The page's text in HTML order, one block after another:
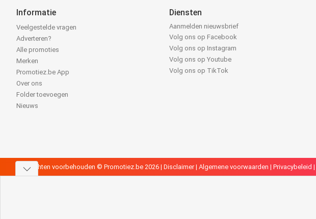
Informatie
Veelgestelde vragen
Adverteren?
Alle promoties
Merken
Promotiez.be App
Over ons
Folder toevoegen
Nieuws
Diensten
Aanmelden nieuwsbrief
Volg ons op Facebook
Volg ons op Instagram
Volg ons op Youtube
Volg ons op TikTok
Alle rechten voorbehouden © Promotiez.be 2026 | Disclaimer| Algemene voorwaarden | Privacybeleid |